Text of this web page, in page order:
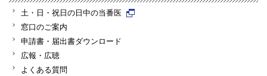
土・日・祝日の日中の当番医
窓口のご案内
申請書・届出書ダウンロード
広報・広聴
よくある質問